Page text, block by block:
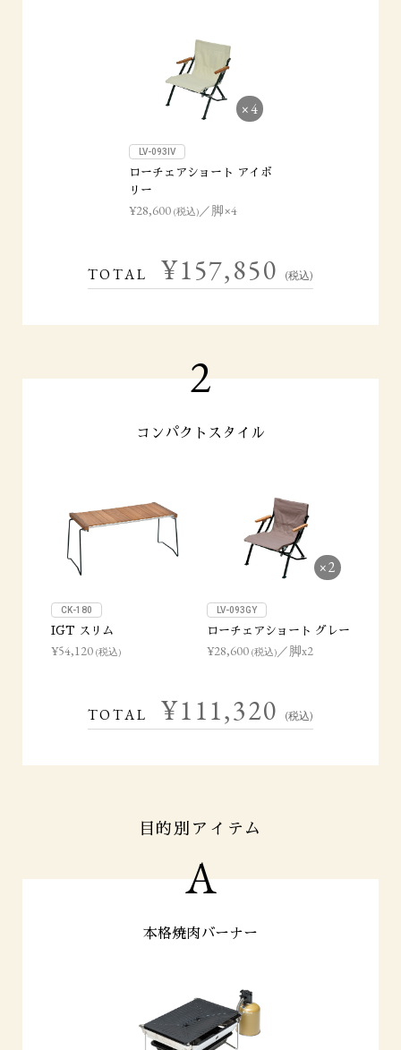
×4
LV-093IV
ローチェアショート アイボ
リー
¥28,600 (税込)／脚×4
TOTAL ¥157,850(税込)
2
コンパクトスタイル
CK-180
IGT スリム
¥54,120 (税込)
×2
LV-093GY
ローチェアショート グレー
¥28,600 (税込)／脚x2
TOTAL ¥111,320(税込)
目的別アイテム
A
本格焼肉バーナー